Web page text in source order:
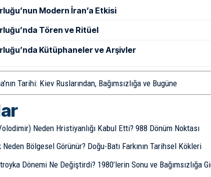
Modern İran’a Etkisi
Tören ve Ritüel
Kütüphaneler ve Arşivler
Tarihi: Kiev Ruslarından, Bağımsızlığa ve Bugüne
Neden Hristiyanlığı Kabul Etti? 988 Dönüm Noktası
Neden Bölgesel Görünür? Doğu-Batı Farkının Tarihsel Kökleri
Dönemi Ne Değiştirdi? 1980’lerin Sonu ve Bağımsızlığa